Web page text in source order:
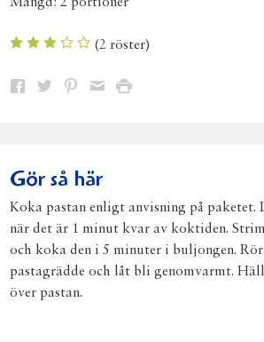
(2 röster)
Dela Dela Dela DelaSkriv
Gör så här
Koka pastan enligt anvisning på paketet.
när det är 1 minut kvar av koktiden.
och koka den i 5 minuter i buljongen. Rör
pastagrädde och låt bli genomvarmt.
över pastan.